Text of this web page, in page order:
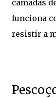
camadas
funciona
resistir a